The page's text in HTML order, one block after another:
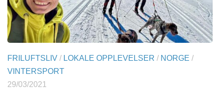
FRILUFTSLIV / LOKALE OPPLEVELSER / NORGE /
VINTERSPORT
29/03/2021